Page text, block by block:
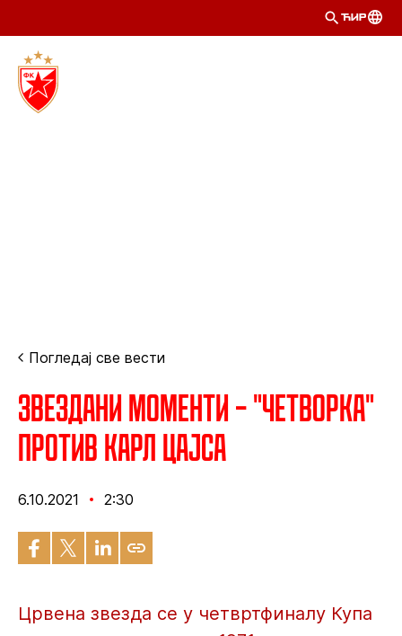
ЋИР
Погледај све вести
Звездани моменти – "Четворка"
против Карл Цајса
6.10.2021 2:30
Црвена звезда се у четвртфиналу Купа